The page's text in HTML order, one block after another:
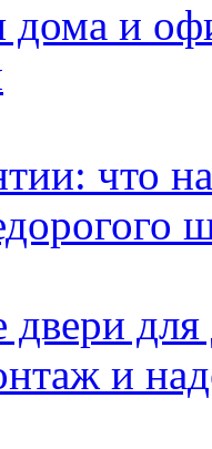
дома и
что
двери
и